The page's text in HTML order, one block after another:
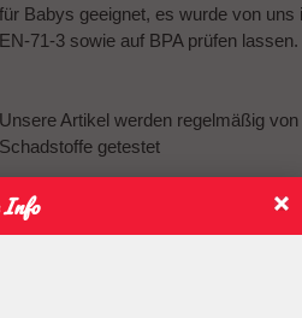
für Babys geeignet, es wurde von
EN-71-3 sowie auf BPA prüfen lassen.
Unsere Artikel werden regelmäßig
Schadstoffe getestet
Warnung!
Vor jedem Gebrauch ist die gesamte
Bei ersten Anzeichen von Mängeln